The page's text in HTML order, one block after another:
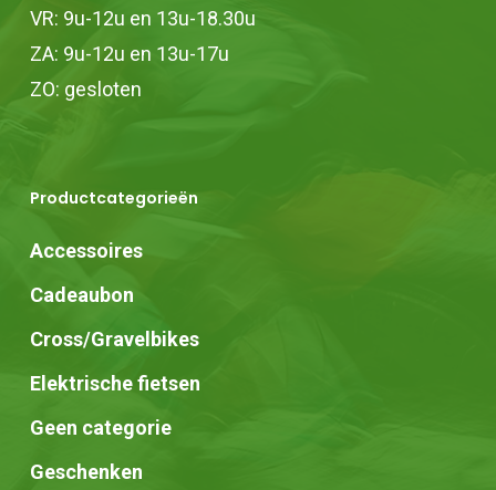
VR: 9u-12u en 13u-18.30u
ZA: 9u-12u en 13u-17u
ZO: gesloten
Productcategorieën
Accessoires
Cadeaubon
Cross/Gravelbikes
Elektrische fietsen
Geen categorie
Geschenken